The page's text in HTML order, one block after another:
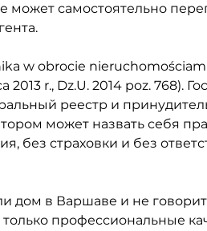
может самостоятельно
w obrocie
r., Dz.U. 2014 poz. 768).
реестр и
может назвать себя
без страховки и без
дом в Варшаве и не
профессиональные